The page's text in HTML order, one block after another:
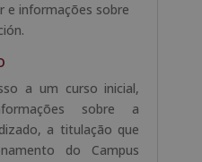
e informações sobre
a um curso inicial,
sobre a
a titulação que
do Campus